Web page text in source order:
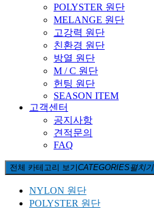
POLYSTER 원단
MELANGE 원단
고강력 원단
친환경 원단
방열 원단
M / C 원단
헌팅 원단
SEASON ITEM
고객센터
공지사항
견적문의
FAQ
전체 카테고리 보기CATEGORIES펼치기
NYLON 원단
POLYSTER 원단